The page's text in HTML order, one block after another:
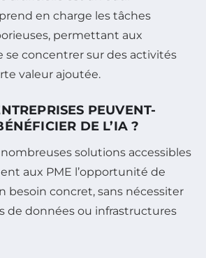
en charge les tâches
permettant aux
se concentrer sur des activités
valeur ajoutée.
PEUVENT-
DE L’IA ?
solutions accessibles
aux PME l’opportunité de
besoin concret, sans nécessiter
de données ou infrastructures